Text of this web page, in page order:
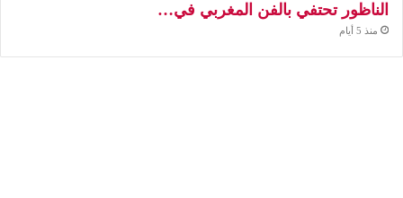
الناظور تحتفي بالفن المغربي في…
منذ 5 أيام